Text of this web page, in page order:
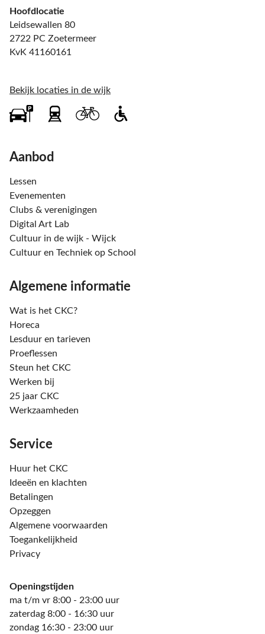
Hoofdlocatie
Leidsewallen 80
2722 PC Zoetermeer
KvK 41160161
Bekijk locaties in de wijk
Aanbod
Lessen
Evenementen
Clubs & verenigingen
Digital Art Lab
Cultuur in de wijk - Wijck
Cultuur en Techniek op School
Algemene informatie
Wat is het CKC?
Horeca
Lesduur en tarieven
Proeflessen
Steun het CKC
Werken bij
25 jaar CKC
Werkzaamheden
Service
Huur het CKC
Ideeën en klachten
Betalingen
Opzeggen
Algemene voorwaarden
Toegankelijkheid
Privacy
Openingstijden
ma t/m vr 8:00 - 23:00 uur
zaterdag 8:00 - 16:30 uur
zondag 16:30 - 23:00 uur